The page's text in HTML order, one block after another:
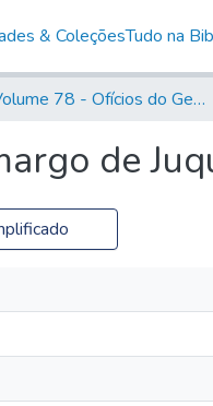
& ColeçõesTudo na
Volume 78 - Ofícios do General Martim Lopes Lobo de Saldanha (1777)
de